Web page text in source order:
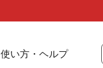
使い方・ヘルプ